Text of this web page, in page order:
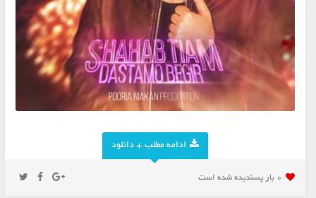
ادامه مطلب + دانلود
0 بار پسنديده شده است